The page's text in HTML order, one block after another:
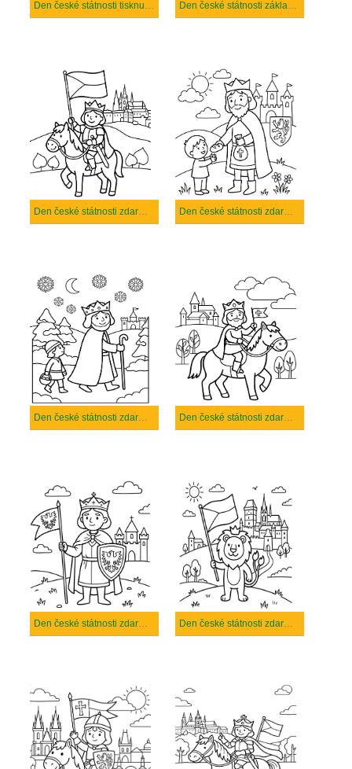
Den české státnosti tisknutelné Den české státnosti základní tisknutelné
Den české státnosti zdarma pro děti Den české státnosti zdarma prostý tisknutelné
Den české státnosti zdarma prostý Den české státnosti zdarma snadný tisknutelné
Den české státnosti zdarma snadný Den české státnosti zdarma tisknutelné pro děti